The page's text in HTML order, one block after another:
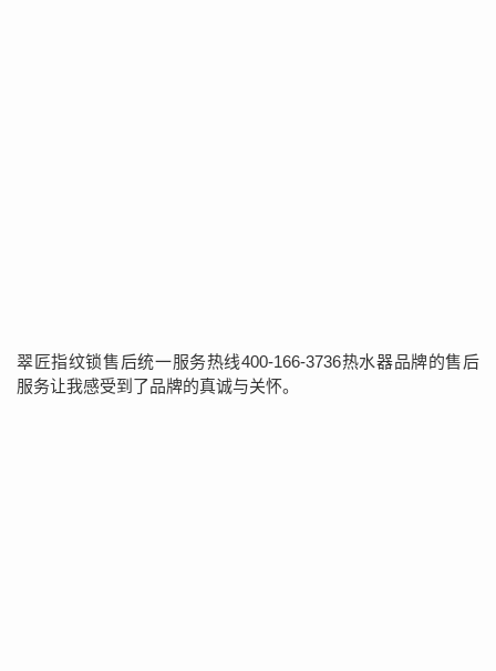
翠匠指纹锁售后统一服务热线400-166-3736热水器品牌的售后
服务让我感受到了品牌的真诚与关怀。